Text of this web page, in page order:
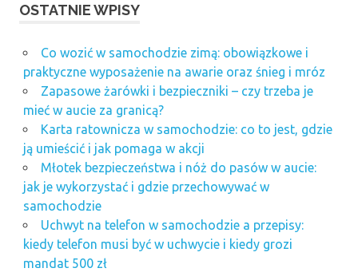
OSTATNIE WPISY
Co wozić w samochodzie zimą: obowiązkowe i
praktyczne wyposażenie na awarie oraz śnieg i mróz
Zapasowe żarówki i bezpieczniki – czy trzeba je
mieć w aucie za granicą?
Karta ratownicza w samochodzie: co to jest, gdzie
ją umieścić i jak pomaga w akcji
Młotek bezpieczeństwa i nóż do pasów w aucie:
jak je wykorzystać i gdzie przechowywać w
samochodzie
Uchwyt na telefon w samochodzie a przepisy:
kiedy telefon musi być w uchwycie i kiedy grozi
mandat 500 zł